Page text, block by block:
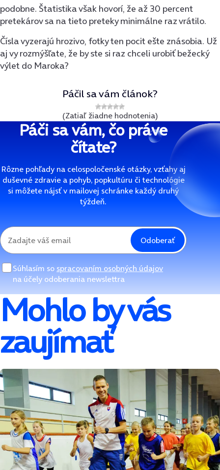
podobne. Štatistika však hovorí, že až 30 percent
pretekárov sa na tieto preteky minimálne raz vrátilo.
Čísla vyzerajú hrozivo, fotky ten pocit ešte znásobia. Už
aj vy rozmýšľate, že by ste si raz chceli urobiť bežecký
výlet do Maroka?
Páčil sa vám článok?
(Zatiaľ žiadne hodnotenia)
Páči sa vám, čo práve
čítate?
Rôzne pohľady na celospoločenské otázky, vzťahy aj
duševné zdravie a pohyb, popkultúru či technológie
si môžete nájsť v mailovej schránke každý druhý
týždeň.
Odoberať
Súhlasím so spracovaním osobných údajov
na účely odoberania newslettra
Mohlo by vás
zaujímať